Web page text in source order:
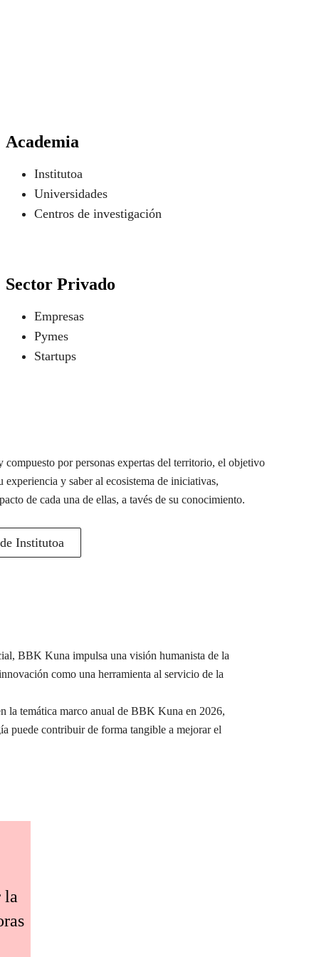
Academia
Institutoa
Universidades
Centros de investigación
Sector Privado
Empresas
Pymes
Startups
por personas expertas del territorio, el objetivo
experiencia y saber al ecosistema de iniciativas,
de cada una de ellas, a tavés de su conocimiento.
Institutoa
BBK Kuna impulsa una visión humanista de la
como una herramienta al servicio de la
la temática marco anual de BBK Kuna en 2026,
puede contribuir de forma tangible a mejorar el
la